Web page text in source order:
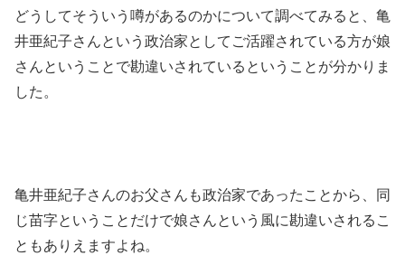
どうしてそういう噂があるのかについて調べてみると、亀
井亜紀子さんという政治家としてご活躍されている方が娘
さんということで勘違いされているということが分かりま
した。
亀井亜紀子さんのお父さんも政治家であったことから、同
じ苗字ということだけで娘さんという風に勘違いされるこ
ともありえますよね。